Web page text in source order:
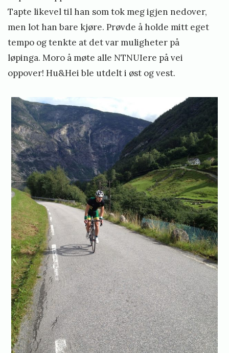
Tapte likevel til han som tok meg igjen nedover,
men lot han bare kjøre. Prøvde å holde mitt eget
tempo og tenkte at det var muligheter på
løpinga. Moro å møte alle NTNUIere på vei
oppover! Hu&Hei ble utdelt i øst og vest.